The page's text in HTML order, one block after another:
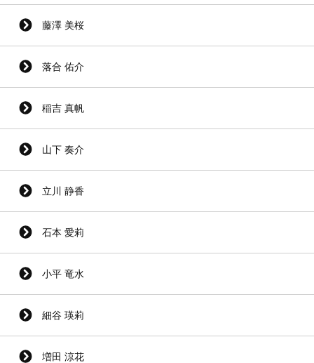
藤澤 美桜
落合 佑介
稲吉 真帆
山下 奏介
立川 静香
石本 愛莉
小平 竜水
細谷 瑛莉
増田 涼花